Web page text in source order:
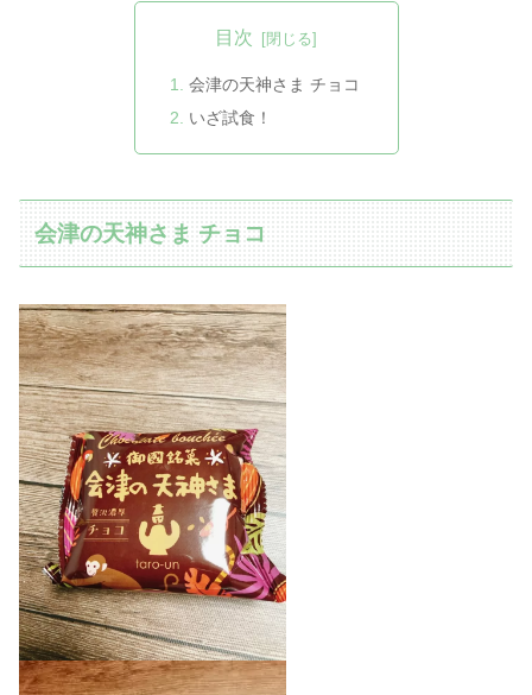
目次
会津の天神さま チョコ
いざ試食！
会津の天神さま チョコ